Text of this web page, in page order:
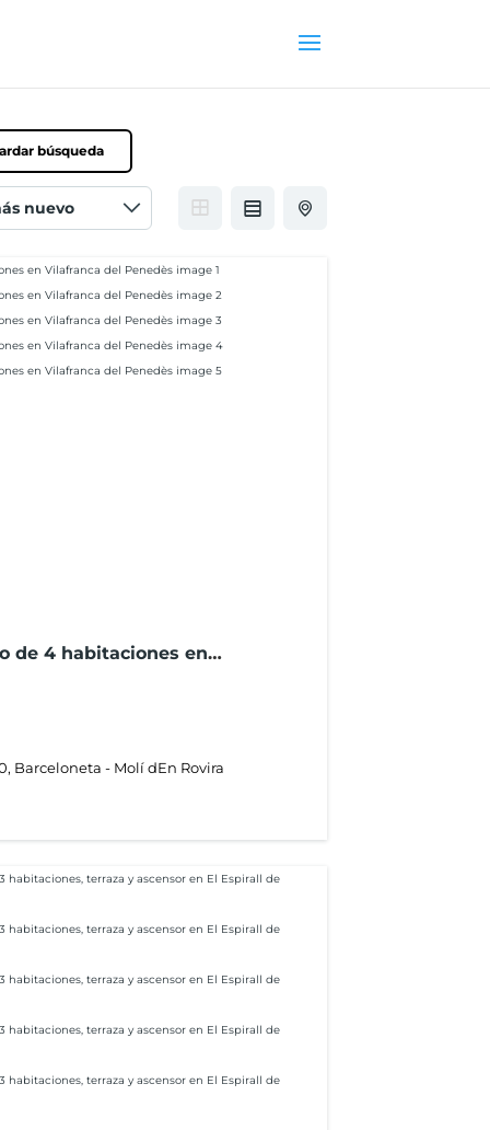
búsqueda
de 4 habitaciones en
Barceloneta - Molí dEn Rovira